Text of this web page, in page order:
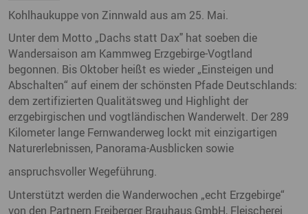
Kohlhaukuppe von Zinnwald aus am 25. Mai.
Unter dem Motto „Dachs statt Dax" hat soeben die
Wandersaison am Kammweg Erzgebirge-Vogtland
begonnen. Bis Oktober heißt es wieder „Einsteigen und
Abschalten“ auf einem der schönsten Pfade Deutschlands:
dem zertifizierten Qualitätsweg und Highlight der
erzgebirgischen und vogtländischen Wanderwelt. Der 289
Kilometer lange Fernwanderweg lockt mit einzigartigen
Naturerlebnissen, Panorama-Ausblicken sowie
anspruchsvoller Wegeführung.
Unterstützt werden die Wanderwochen „echt Erzgebirge“
von den Partnern Freiberger Brauhaus GmbH, Fleischerei